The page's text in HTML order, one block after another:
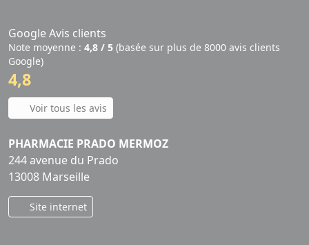
Google Avis clients
Note moyenne : 4,8 / 5 (basée sur plus de 8000 avis clients
Google)
4,8
Voir tous les avis
PHARMACIE PRADO MERMOZ
244 avenue du Prado
13008 Marseille
Site internet